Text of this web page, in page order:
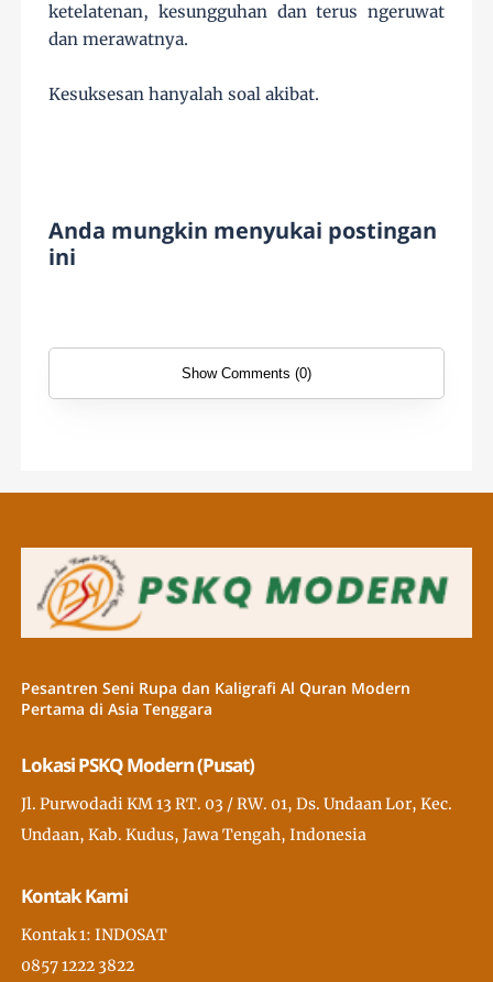
ketelatenan, kesungguhan dan terus ngeruwat
dan merawatnya.
Kesuksesan hanyalah soal akibat.
Anda mungkin menyukai postingan
ini
Show Comments (0)
Pesantren Seni Rupa dan Kaligrafi Al Quran Modern
Pertama di Asia Tenggara
Lokasi PSKQ Modern (Pusat)
Jl. Purwodadi KM 13 RT. 03 / RW. 01, Ds. Undaan Lor, Kec.
Undaan, Kab. Kudus, Jawa Tengah, Indonesia
Kontak Kami
Kontak 1: INDOSAT
0857 1222 3822